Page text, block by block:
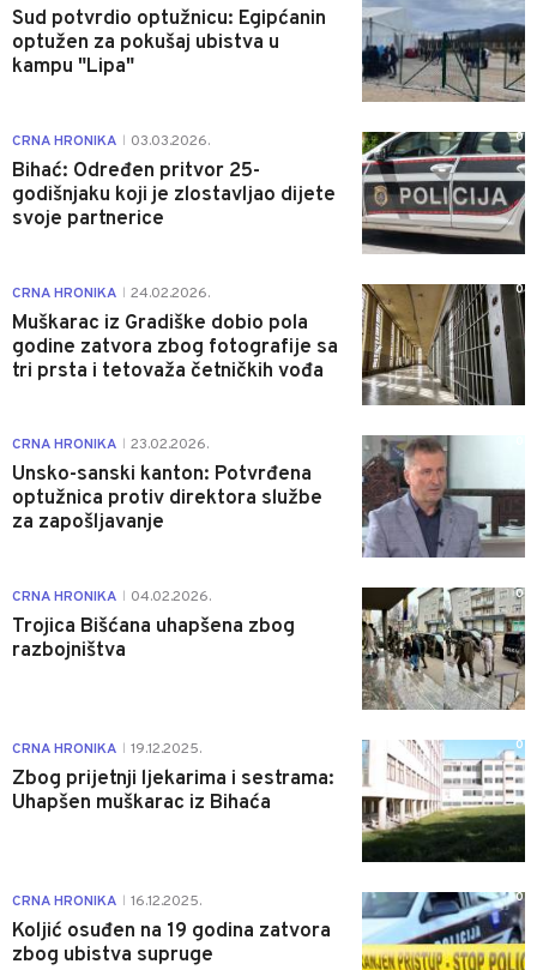
Sud potvrdio optužnicu: Egipćanin
optužen za pokušaj ubistva u
kampu "Lipa"
CRNA HRONIKA 03.03.2026.
Bihać: Određen pritvor 25-
godišnjaku koji je zlostavljao dijete
svoje partnerice
0
CRNA HRONIKA 24.02.2026.
Muškarac iz Gradiške dobio pola
godine zatvora zbog fotografije sa
tri prsta i tetovaža četničkih vođa
0
CRNA HRONIKA 23.02.2026.
Unsko-sanski kanton: Potvrđena
optužnica protiv direktora službe
za zapošljavanje
CRNA HRONIKA 04.02.2026.
Trojica Bišćana uhapšena zbog
razbojništva
0
CRNA HRONIKA 19.12.2025.
Zbog prijetnji ljekarima i sestrama:
Uhapšen muškarac iz Bihaća
0
CRNA HRONIKA 16.12.2025.
Koljić osuđen na 19 godina zatvora
zbog ubistva supruge
0